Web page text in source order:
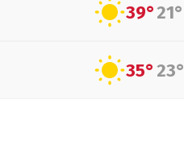
39°21°
35°23°